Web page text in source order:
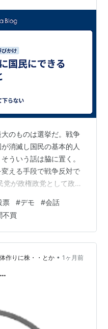
のものは選挙だ。戦争
消滅し国民の基本的人
ういう話は脇に置く。
える手段で戦争反対で
が政権政党として政治
た。公害や拉致問題を
どはあったが、経済を
きたからだ。移民もあ
なかった。 しかし政権
は小渕恵三内閣という
。財務省と経団…
票 #デモ #会話
不買
作りに株・・とか • 1ヶ月前